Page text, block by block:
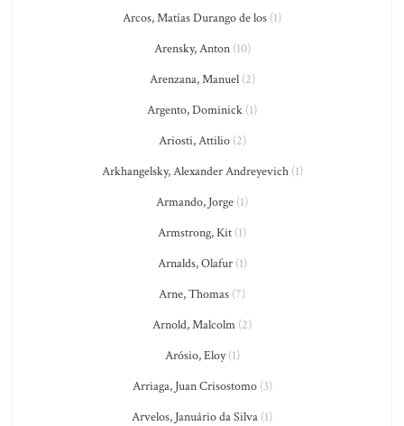
Arcos, Matías Durango de los (1)
Arensky, Anton(10)
Arenzana, Manuel(2)
Argento, Dominick (1)
Ariosti, Attilio(2)
Arkhangelsky, Alexander Andreyevich(1)
Armando, Jorge (1)
Armstrong, Kit (1)
Arnalds, Olafur(1)
Arne, Thomas (7)
Arnold, Malcolm (2)
Arósio, Eloy(1)
Arriaga, Juan Crisostomo(3)
Arvelos, Januário da Silva (1)